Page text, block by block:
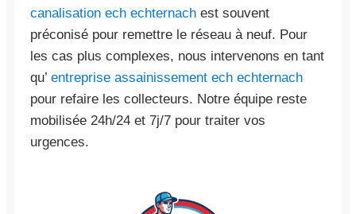
canalisation ech echternach est souvent
préconisé pour remettre le réseau à neuf. Pour
les cas plus complexes, nous intervenons en tant
qu’ entreprise assainissement ech echternach
pour refaire les collecteurs. Notre équipe reste
mobilisée 24h/24 et 7j/7 pour traiter vos
urgences.